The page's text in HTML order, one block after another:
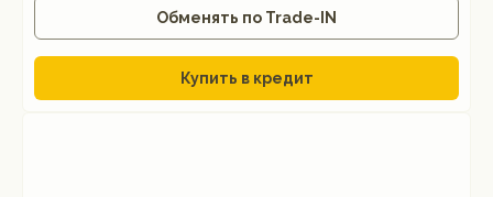
Обменять по Trade-IN
Купить в кредит